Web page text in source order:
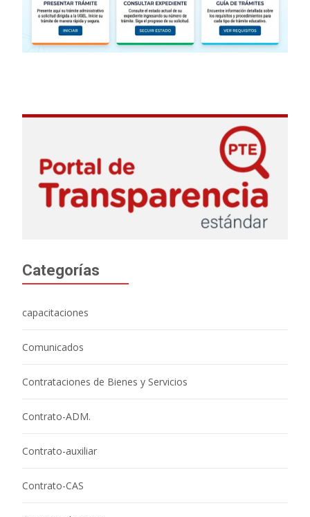
Categorías
capacitaciones
Comunicados
Contrataciones de Bienes y Servicios
Contrato-ADM.
Contrato-auxiliar
Contrato-CAS